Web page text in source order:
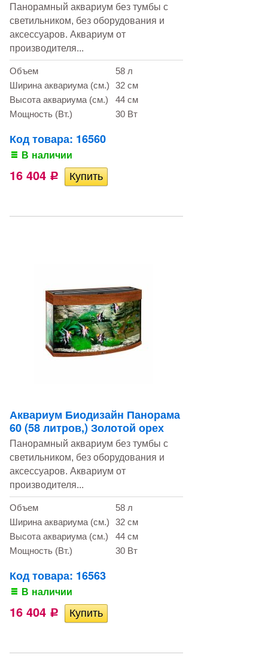
Панорамный аквариум без тумбы с
светильником, без оборудования и
аксессуаров. Аквариум от
производителя...
Объем
58 л
Ширина аквариума (см.)
32 см
Высота аквариума (см.)
44 см
Мощность (Вт.)
30 Вт
Код товара: 16560
В наличии
16 404 Р
Аквариум Биодизайн Панорама
60 (58 литров,) Золотой орех
Панорамный аквариум без тумбы с
светильником, без оборудования и
аксессуаров. Аквариум от
производителя...
Объем
58 л
Ширина аквариума (см.)
32 см
Высота аквариума (см.)
44 см
Мощность (Вт.)
30 Вт
Код товара: 16563
В наличии
16 404 Р